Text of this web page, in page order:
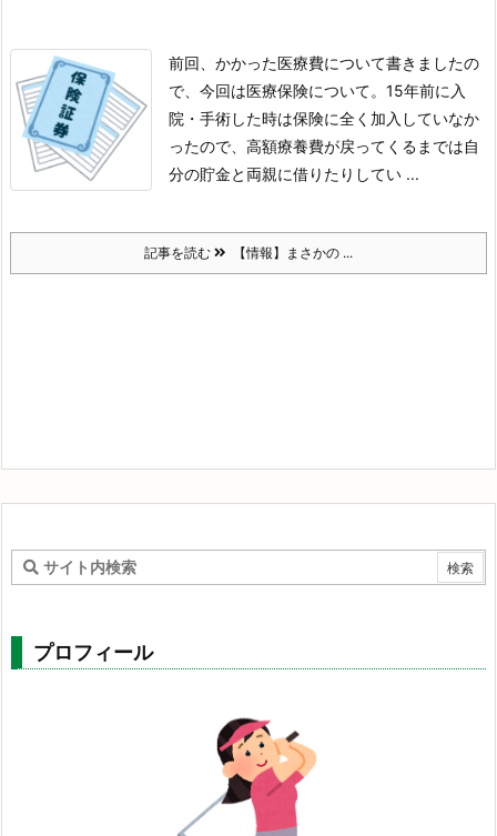
前回、かかった医療費について書きましたの
で、 今回は医療保険について。 15年前に入
院・手術した時は保険に全く加入していなか
ったので、高額療養費が戻ってくるまでは自
分の貯金と両親に借りたりしてい ...
記事を読む 【情報】まさかの ...
プロフィール